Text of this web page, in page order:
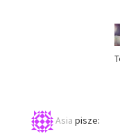
Asia pisze: